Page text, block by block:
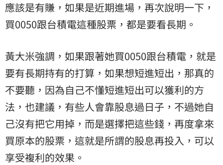
應該是有賺，如果是近期進場，再次說明一下，
買0050跟台積電這種股票，都是要看長期。
黃大米強調，如果跟著她買0050跟台積電，就是
要有長期持有的打算，如果想短進短出，那真的
不要聽，因為自己不懂短進短出可以獲利的方
法，也建議，有些人會靠股息過日子，不過她自
己沒有把它用掉，而是選擇把這些錢，再度拿來
買原本的股票，這就是所謂的股息再投入，可以
享受複利的效果。